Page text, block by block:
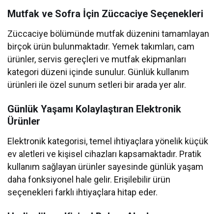
Mutfak ve Sofra İçin Züccaciye Seçenekleri
Züccaciye bölümünde mutfak düzenini tamamlayan
birçok ürün bulunmaktadır. Yemek takımları, cam
ürünler, servis gereçleri ve mutfak ekipmanları
kategori düzeni içinde sunulur. Günlük kullanım
ürünleri ile özel sunum setleri bir arada yer alır.
Günlük Yaşamı Kolaylaştıran Elektronik
Ürünler
Elektronik kategorisi, temel ihtiyaçlara yönelik küçük
ev aletleri ve kişisel cihazları kapsamaktadır. Pratik
kullanım sağlayan ürünler sayesinde günlük yaşam
daha fonksiyonel hale gelir. Erişilebilir ürün
seçenekleri farklı ihtiyaçlara hitap eder.